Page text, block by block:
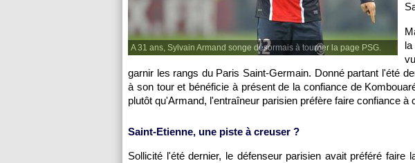
A 31 ans, Sylvain Armand songe désormais à tourner la page PSG.
garnir les rangs du Paris Saint-Germain. Donné partant l'été
à son tour et bénéficie à présent de la confiance de
plutôt qu'Armand, l'entraîneur parisien préfère faire confiance à
Saint-Etienne, une piste à creuser ?
Sollicité l'été dernier, le défenseur parisien avait préféré faire